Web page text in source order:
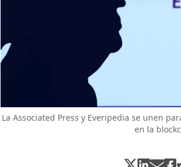
La Associated Press y Everipedia se unen
en la